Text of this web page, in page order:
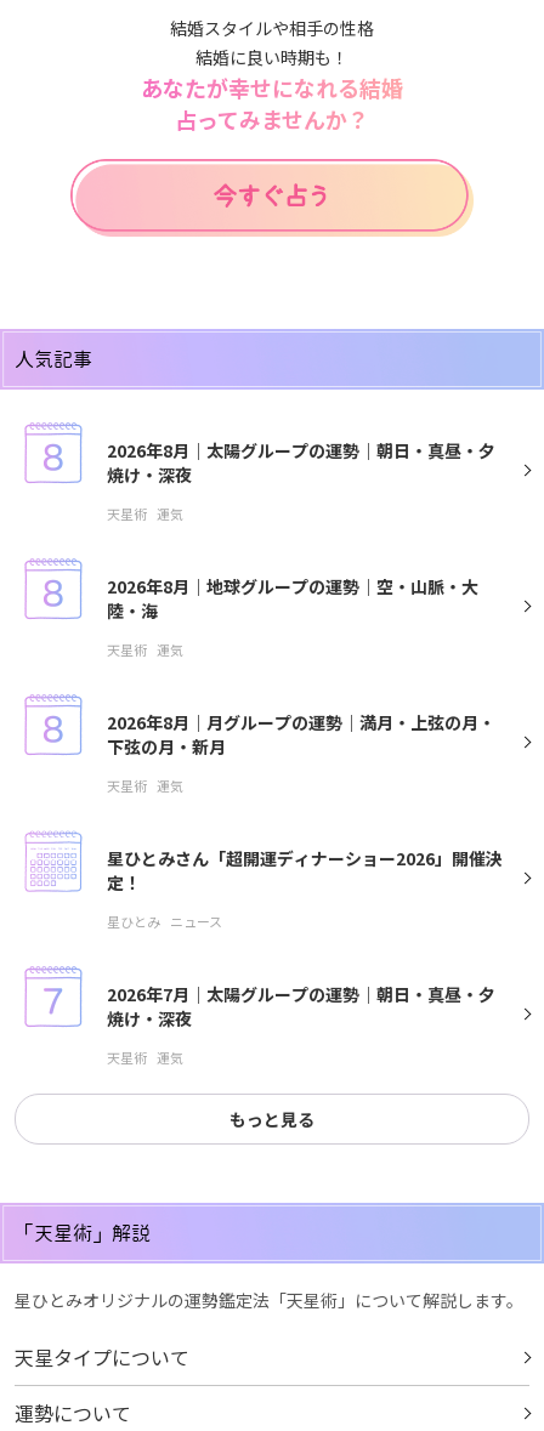
結婚スタイルや相手の性格
結婚に良い時期も！
あなたが幸せになれる結婚
占ってみませんか？
人気記事
2026年8月｜太陽グループの運勢｜朝日・真昼・夕
焼け・深夜
天星術 運気
2026年8月｜地球グループの運勢｜空・山脈・大
陸・海
天星術 運気
2026年8月｜月グループの運勢｜満月・上弦の月・
下弦の月・新月
天星術 運気
星ひとみさん「超開運ディナーショー2026」開催決
定！
星ひとみ ニュース
2026年7月｜太陽グループの運勢｜朝日・真昼・夕
焼け・深夜
天星術 運気
もっと見る
「天星術」解説
星ひとみオリジナルの運勢鑑定法「天星術」について解説します。
天星タイプについて
運勢について